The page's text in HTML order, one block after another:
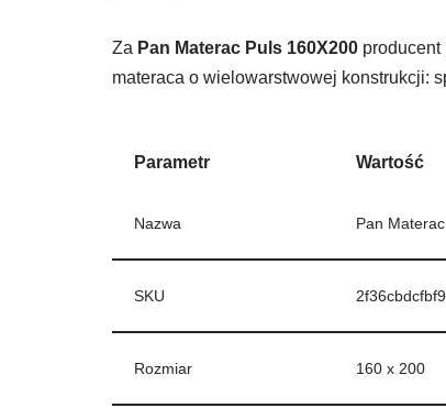
Za Pan Materac Puls 160X200 producent
materaca o wielowarstwowej konstrukcji:
Parametr Wartość
Nazwa Pan
SKU 2f36cbdcfbf9
Rozmiar 160 x 200